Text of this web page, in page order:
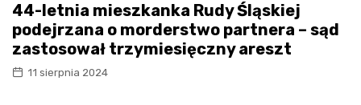
44-letnia mieszkanka Rudy Śląskiej
podejrzana o morderstwo partnera – sąd
zastosował trzymiesięczny areszt
11 sierpnia 2024